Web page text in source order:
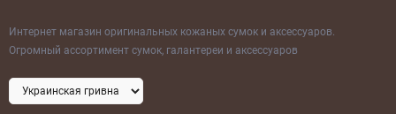
Интернет магазин оригинальных кожаных сумок и аксессуаров.
Огромный ассортимент сумок, галантереи и аксессуаров